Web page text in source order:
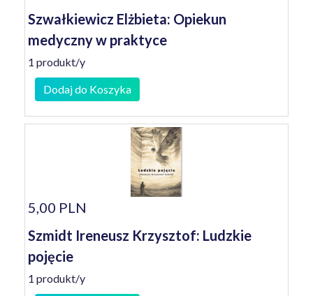
Szwałkiewicz Elżbieta: Opiekun
medyczny w praktyce
1 produkt/y
Dodaj do Koszyka
5,00 PLN
Szmidt Ireneusz Krzysztof: Ludzkie
pojęcie
1 produkt/y